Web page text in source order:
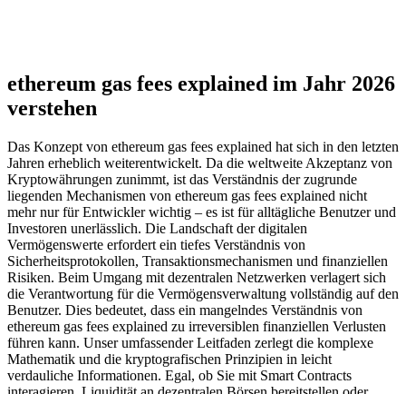
ethereum gas fees explained im Jahr 2026
verstehen
Das Konzept von ethereum gas fees explained hat sich in den letzten
Jahren erheblich weiterentwickelt. Da die weltweite Akzeptanz von
Kryptowährungen zunimmt, ist das Verständnis der zugrunde
liegenden Mechanismen von ethereum gas fees explained nicht
mehr nur für Entwickler wichtig – es ist für alltägliche Benutzer und
Investoren unerlässlich. Die Landschaft der digitalen
Vermögenswerte erfordert ein tiefes Verständnis von
Sicherheitsprotokollen, Transaktionsmechanismen und finanziellen
Risiken. Beim Umgang mit dezentralen Netzwerken verlagert sich
die Verantwortung für die Vermögensverwaltung vollständig auf den
Benutzer. Dies bedeutet, dass ein mangelndes Verständnis von
ethereum gas fees explained zu irreversiblen finanziellen Verlusten
führen kann. Unser umfassender Leitfaden zerlegt die komplexe
Mathematik und die kryptografischen Prinzipien in leicht
verdauliche Informationen. Egal, ob Sie mit Smart Contracts